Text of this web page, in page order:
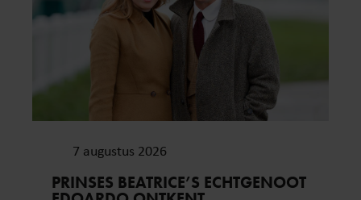
7 augustus 2026
PRINSES BEATRICE’S ECHTGENOOT